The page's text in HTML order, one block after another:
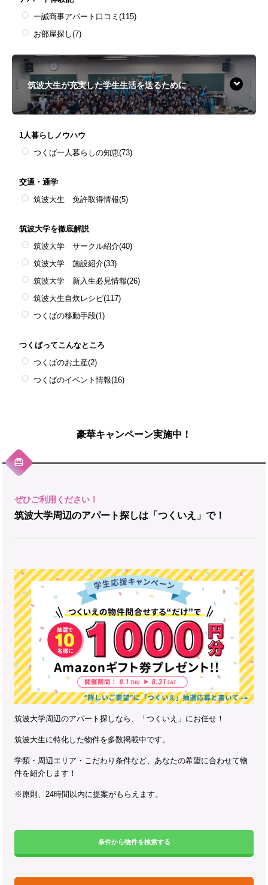
一誠商事アパート口コミ (115)
お部屋探し(7)
筑波大生が充実した学生生活を送るために
1人暮らしノウハウ
つくば一人暮らしの知恵(73)
交通・通学
筑波大生 免許取得情報(5)
筑波大学を徹底解説
筑波大学 サークル紹介(40)
筑波大学 施設紹介(33)
筑波大学 新入生必見情報(26)
筑波大生自炊レシピ(117)
つくばの移動手段(1)
つくばってこんなところ
つくばのお土産(2)
つくばのイベント情報(16)
豪華キャンペーン実施中！
筑波大学周辺のアパート探しは「つくいえ」で！
筑波大学周辺のアパート探しなら、「つくいえ」にお任せ！
筑波大生に特化した物件を多数掲載中です。
学類・周辺エリア・こだわり条件など、あなたの希望に合わせて物
件を紹介します！
※原則、24時間以内に提案がもらえます。
条件から物件を検索する